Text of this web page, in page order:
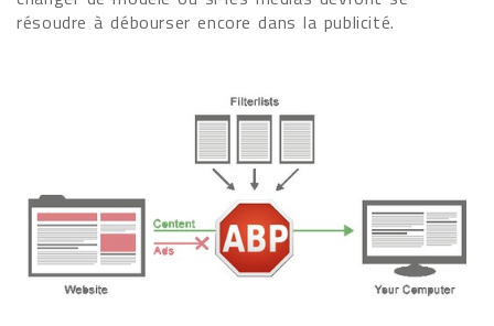
résoudre à débourser encore dans la publicité.